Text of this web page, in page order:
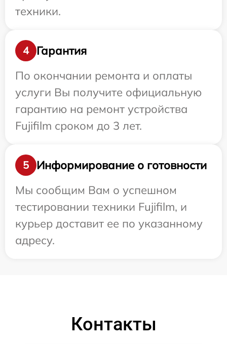
техники.
4
Гарантия
По окончании ремонта и оплаты
услуги Вы получите официальную
гарантию на ремонт устройства
Fujifilm сроком до 3 лет.
5
Информирование о готовности
Мы сообщим Вам о успешном
тестировании техники Fujifilm, и
курьер доставит ее по указанному
адресу.
Контакты